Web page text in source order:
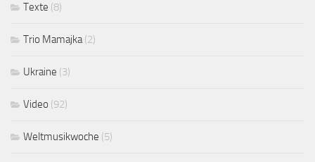
Texte (8)
Trio Mamajka(2)
Ukraine (3)
Video (92)
Weltmusikwoche (5)